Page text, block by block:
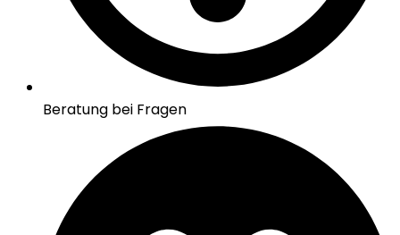
Beratung bei Fragen